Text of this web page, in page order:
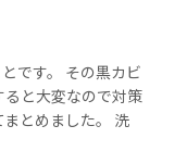
です。 その黒カビ
と大変なので対策
とめました。 洗